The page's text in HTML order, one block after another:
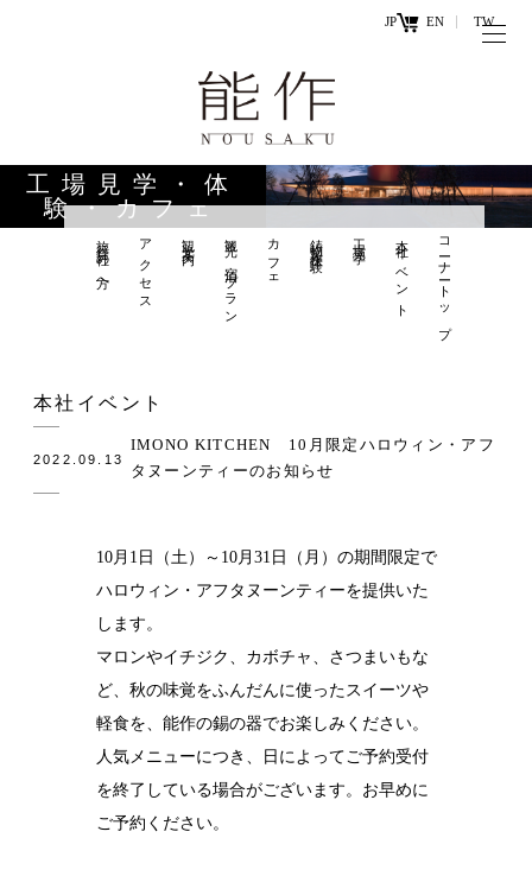
JP EN TW
ー
ワ
ー
ド
オンラ
インシ
合わせ
能作の歴史
と技
商品情報
直営店
ェ
結婚10周年
の錫婚式
ラン
医療・ヘルス
ケア
会社概要
SDGsへの取
工場見学・体
験・カフェ
コーナートップ
本社イベント
工場見学
鋳物製作体験
カフェ
観光×宿泊プラン
観光案内
アクセス
旅行会社の方へ
本社イベント
2022.09.13
IMONO KITCHEN 10月限定ハロウィン・アフ
タヌーンティーのお知らせ
10月1日（土）～10月31日（月）の期間限定で
ハロウィン・アフタヌーンティーを提供いた
します。
マロンやイチジク、カボチャ、さつまいもな
ど、秋の味覚をふんだんに使ったスイーツや
軽食を、能作の錫の器でお楽しみください。
人気メニューにつき、日によってご予約受付
を終了している場合がございます。お早めに
ご予約ください。